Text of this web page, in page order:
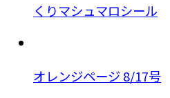
くりマシュマロシール
オレンジページ 8/17号